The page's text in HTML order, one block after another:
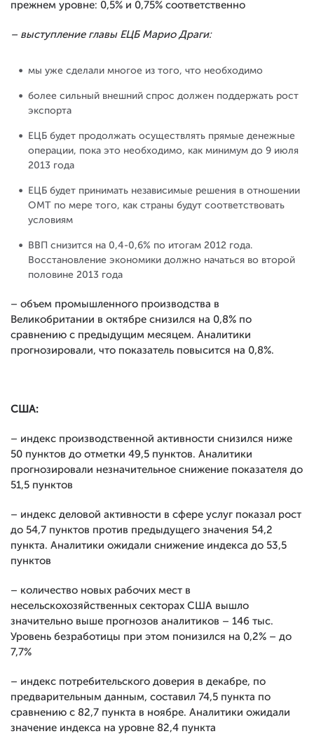
прежнем уровне: 0,5% и 0,75% соответственно
– выступление главы ЕЦБ Марио Драги:
мы уже сделали многое из того, что необходимо
более сильный внешний спрос должен поддержать рост
экспорта
ЕЦБ будет продолжать осуществлять прямые денежные
операции, пока это необходимо, как минимум до 9 июля
2013 года
ЕЦБ будет принимать независимые решения в отношении
OMT по мере того, как страны будут соответствовать
условиям
ВВП снизится на 0,4-0,6% по итогам 2012 года.
Восстановление экономики должно начаться во второй
половине 2013 года
– объем промышленного производства в
Великобритании в октябре снизился на 0,8% по
сравнению с предыдущим месяцем. Аналитики
прогнозировали, что показатель повысится на 0,8%.
США:
– индекс производственной активности снизился ниже
50 пунктов до отметки 49,5 пунктов. Аналитики
прогнозировали незначительное снижение показателя до
51,5 пунктов
– индекс деловой активности в сфере услуг показал рост
до 54,7 пунктов против предыдущего значения 54,2
пункта. Аналитики ожидали снижение индекса до 53,5
пунктов
– количество новых рабочих мест в
несельскохозяйственных секторах США вышло
значительно выше прогнозов аналитиков – 146 тыс.
Уровень безработицы при этом понизился на 0,2% – до
7,7%
– индекс потребительского доверия в декабре, по
предварительным данным, составил 74,5 пункта по
сравнению с 82,7 пункта в ноябре. Аналитики ожидали
значение индекса на уровне 82,4 пункта